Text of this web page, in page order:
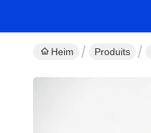
Heim Produits